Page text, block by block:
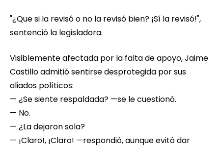
"¿Que si la revisó o no la revisó bien? ¡Sí la revisó!",
sentenció la legisladora.
Visiblemente afectada por la falta de apoyo, Jaime
Castillo admitió sentirse desprotegida por sus
aliados políticos:
— ¿Se siente respaldada? —se le cuestionó.
— No.
— ¿La dejaron sola?
— ¡Claro!, ¡Claro! —respondió, aunque evitó dar